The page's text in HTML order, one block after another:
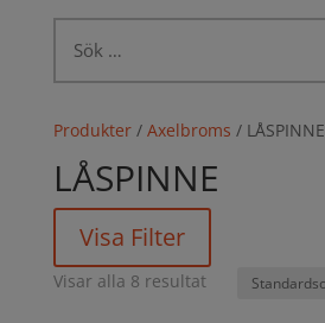
efter:
Produkter/ Axelbroms / LÅSPINNE
LÅSPINNE
Visa Filter
Visar alla 8 resultat